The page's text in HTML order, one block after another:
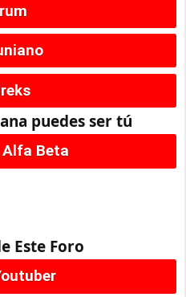
puedes ser tú
Beta
Este Foro